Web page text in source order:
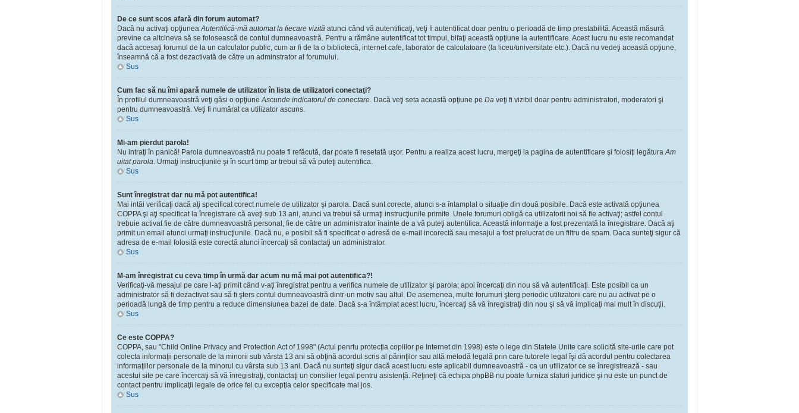
De ce sunt scos afară din forum automat?
Dacă nu activaţi opţiuneaAutentifică-mă automat la fiecare vizită atunci când vă autentificaţi, veţi fi autentificat doar pentru o perioadă de timp prestabilită. Această măsură
previne ca altcineva să se folosească de contul dumneavoastră. Pentru a rămâne autentificat tot timpul, bifaţi această opţiune la autentificare. Acest lucru nu este recomandat
dacă accesaţi forumul de la un calculator public, cum ar fi de la o bibliotecă, internet cafe, laborator de calculatoare (la liceu/universitate etc.). Dacă nu vedeţi această opţiune,
înseamnă că a fost dezactivată de către un adminstrator al forumului.
Sus
Cum fac să nu îmi apară numele de utilizator în lista de utilizatori conectaţi?
În profilul dumneavoastră veţi găsi o opţiuneAscunde indicatorul de conectare. Dacă veţi seta această opţiune pe Da veţi fi vizibil doar pentru administratori, moderatori şi
pentru dumneavoastră. Veţi fi numărat ca utilizator ascuns.
Sus
Mi-am pierdut parola!
Nu intraţi în panică! Parola dumneavoastră nu poate fi refăcută, dar poate fi resetată uşor. Pentru a realiza acest lucru, mergeţi la pagina de autentificare şi folosiţi legăturaAm
uitat parola. Urmaţi instrucţiunile şi în scurt timp ar trebui să vă puteţi autentifica.
Sus
Sunt înregistrat dar nu mă pot autentifica!
Mai intâi verificaţi dacă aţi specificat corect numele de utilizator şi parola. Dacă sunt corecte, atunci s-a întamplat o situaţie din două posibile. Dacă este activată opţiunea
COPPA şi aţi specificat la înregistrare că aveţi sub 13 ani, atunci va trebui să urmaţi instrucţiunile primite. Unele forumuri obligă ca utilizatorii noi să fie activaţi; astfel contul
trebuie activat fie de către dumneavoastră personal, fie de către un administrator înainte de a vă puteţi autentifica. Această informaţie a fost prezentată la înregistrare. Dacă aţi
primit un email atunci urmaţi instrucţiunile. Dacă nu, e posibil să fi specificat o adresă de e-mail incorectă sau mesajul a fost prelucrat de un filtru de spam. Daca sunteţi sigur că
adresa de e-mail folosită este corectă atunci încercaţi să contactaţi un administrator.
Sus
M-am înregistrat cu ceva timp în urmă dar acum nu mă mai pot autentifica?!
Verificaţi-vă mesajul pe care l-aţi primit când v-aţi înregistrat pentru a verifica numele de utilizator şi parola; apoi încercaţi din nou să vă autentificaţi. Este posibil ca un
administrator să fi dezactivat sau să fi şters contul dumneavoastră dintr-un motiv sau altul. De asemenea, multe forumuri şterg periodic utilizatorii care nu au activat pe o
perioadă lungă de timp pentru a reduce dimensiunea bazei de date. Dacă s-a întâmplat acest lucru, încercaţi să vă înregistraţi din nou şi să vă implicaţi mai mult în discuţii.
Sus
Ce este COPPA?
COPPA, sau "Child Online Privacy and Protection Act of 1998" (Actul penrtu protecţia copiilor pe Internet din 1998) este o lege din Statele Unite care solicită site-urile care pot
colecta informaţii personale de la minorii sub vârsta 13 ani să obţină acordul scris al părinţilor sau altă metodă legală prin care tutorele legal îşi dă acordul pentru colectarea
informaţiilor personale de la minorul cu vârsta sub 13 ani. Dacă nu sunteţi sigur dacă acest lucru este aplicabil dumneavoastră - ca un utilizator ce se înregistrează - sau
acestui site pe care încercaţi să vă înregistraţi, contactaţi un consilier legal pentru asistenţă. Reţineţi că echipa phpBB nu poate furniza sfaturi juridice şi nu este un punct de
contact pentru implicaţii legale de orice fel cu excepţia celor specificate mai jos.
Sus